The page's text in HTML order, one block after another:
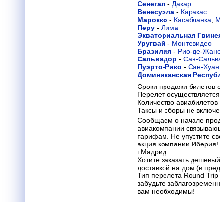
Сенегал - Дакар
Венесуэла - Каракас
Марокко - Касабланка
Перу - Лима
Экваториальная
Уругвай - Монтевидео
Бразилия - Рио-де-
Сальвадор - Сан-
Пуэрто-Рико - Сан-Хуан
Доминиканская
Сроки продажи билетов
Перелет
Количество
Таксы и сборы не
Сообщаем о начале
авиакомпании
тарифам. Не упустите
акция компании Иберия!
г.Мадрид.
Хотите заказать
доставкой на дом (в
Тип перелета Round
забудьте
вам необходимы!